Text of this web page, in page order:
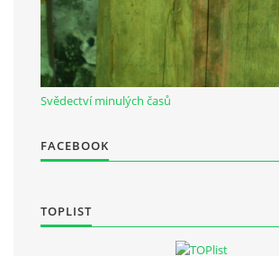
IČ: 498 28 614
Kontaktní osoba:
Mgr. Miroslava Cinkeisová
723 967 851
© 2026 eStránky.cz |RSS
Svědectví minulých časů
FACEBOOK
TOPLIST